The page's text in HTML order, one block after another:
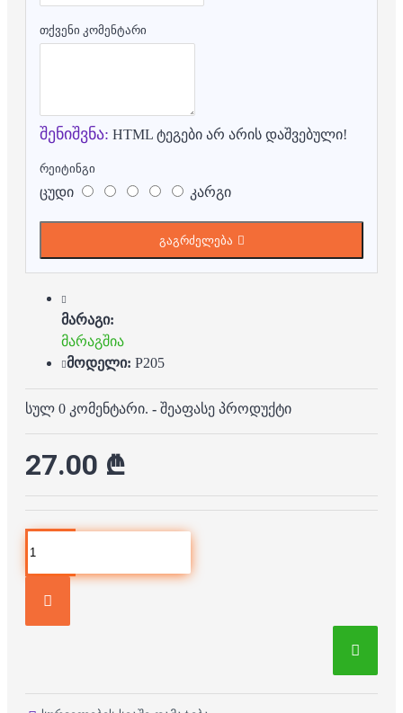
თქვენი კომენტარი
შენიშვნა: HTML ტეგები არ არის დაშვებული!
რეიტინგი
ცუდი კარგი
გაგრძელება
მარაგი:
მარაგშია
მოდელი: P205
სულ 0 კომენტარი. - შეაფასე პროდუქტი
27.00 ₾